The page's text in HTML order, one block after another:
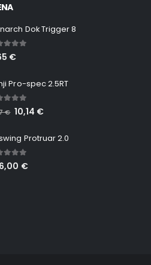
Dok Trigger 8
out of 5
€
Pro-spec 2.5RT
out of 5
€ 10,14 €
Protruar 2.0
out of 5
€